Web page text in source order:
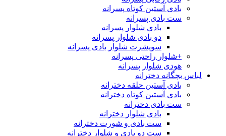
بادی آستین کوتاه پسرانه
ست بادی پسرانه
بادی شلوار پسرانه
دو بادی شلوار پسرانه
سویشرت شلوار بادی پسرانه
+شلوار راحتی پسرانه
هودی شلوار پسرانه
لباس بچگانه دخترانه
بادی آستین حلقه دخترانه
بادی آستین کوتاه دخترانه
ست بادی دخترانه
بادی شلوار دخترانه
ست بادی و شورت دخترانه
ست دو بادی و شلوار دخترانه